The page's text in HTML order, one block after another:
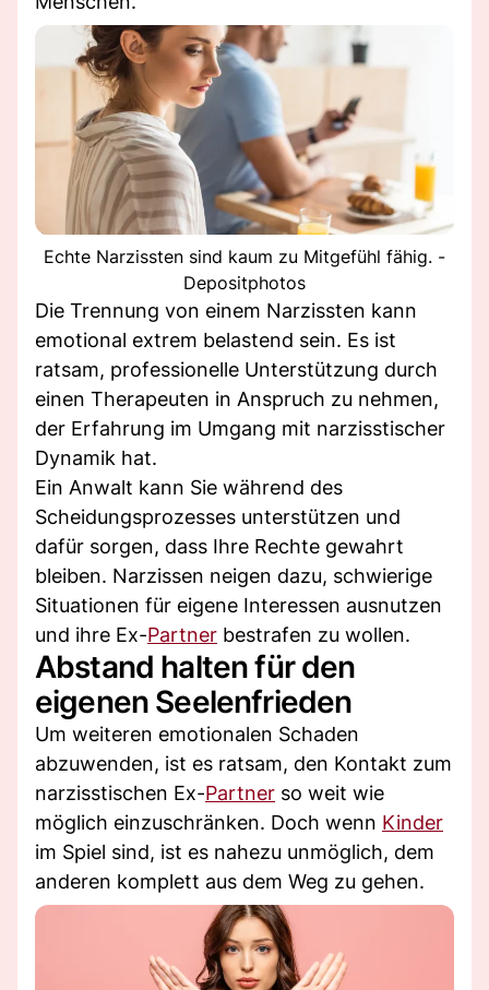
Echte Narzissten sind kaum zu Mitgefühl fähig. -
Depositphotos
Die Trennung von einem Narzissten kann
emotional extrem belastend sein. Es ist
ratsam, professionelle Unterstützung durch
einen Therapeuten in Anspruch zu nehmen,
der Erfahrung im Umgang mit narzisstischer
Dynamik hat.
Ein Anwalt kann Sie während des
Scheidungsprozesses unterstützen und
dafür sorgen, dass Ihre Rechte gewahrt
bleiben. Narzissen neigen dazu, schwierige
Situationen für eigene Interessen ausnutzen
und ihre Ex-Partner bestrafen zu wollen.
Abstand halten für den
eigenen Seelenfrieden
Um weiteren emotionalen Schaden
abzuwenden, ist es ratsam, den Kontakt zum
narzisstischen Ex-Partner so weit wie
möglich einzuschränken. Doch wenn Kinder
im Spiel sind, ist es nahezu unmöglich, dem
anderen komplett aus dem Weg zu gehen.